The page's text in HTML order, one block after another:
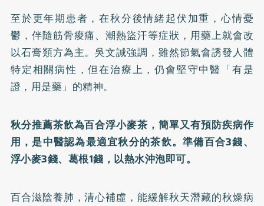
至於更年期患者，在秋分後情緒起伏加重，心情憂
鬱，伴隨筋骨痠痛、潮熱盜汗等症狀，用藥上就會改
以石膏類方為主。吳文誠強調，雖然節氣會誘發人體
特定相關病性，但在治療上，仍會堅守中醫「有是
證，用是藥」的精神。
秋分推薦茶飲為百合浮小麥茶，簡單又有預防疾病作
用，是中醫認為最適宜秋分的茶飲。準備百合3錢、
浮小麥3錢、葛根1錢，以熱水沖泡即可。
百合滋陰養肺，清心補虛，能緩解秋天潛藏的秋燥病